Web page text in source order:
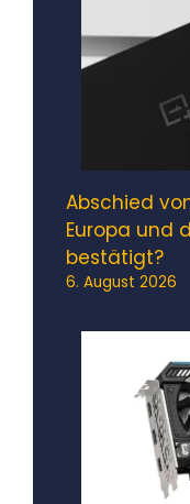
Abschied
Europa und
bestätigt?
6. August 2026